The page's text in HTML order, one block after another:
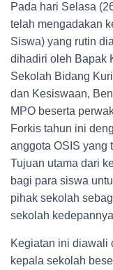
Pada hari Selasa
telah mengadakan
Siswa) yang rutin
dihadiri oleh Bapak
Sekolah Bidang
dan Kesiswaan,
MPO beserta
Forkis tahun ini
anggota OSIS yang
Tujuan utama dari
bagi para siswa
pihak sekolah
sekolah
Kegiatan ini diawali
kepala sekolah